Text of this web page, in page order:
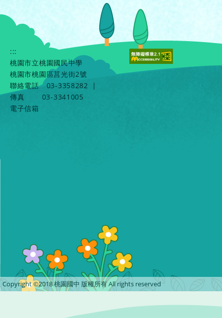
:::
桃園市立桃園國民中學
桃園市桃園區莒光街2號
聯絡電話
03-3358282
|
傳真
03-3341005
電子信箱
Copyright ©2018 桃園國中 版權所有 All rights reserved